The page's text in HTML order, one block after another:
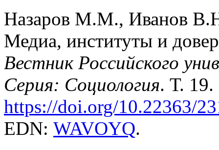
Назаров М.М., Иванов
Медиа, институты и
Вестник Российского
Серия: Социология. Т.
https://doi.org/10.22363/
EDN: WAVOYQ.